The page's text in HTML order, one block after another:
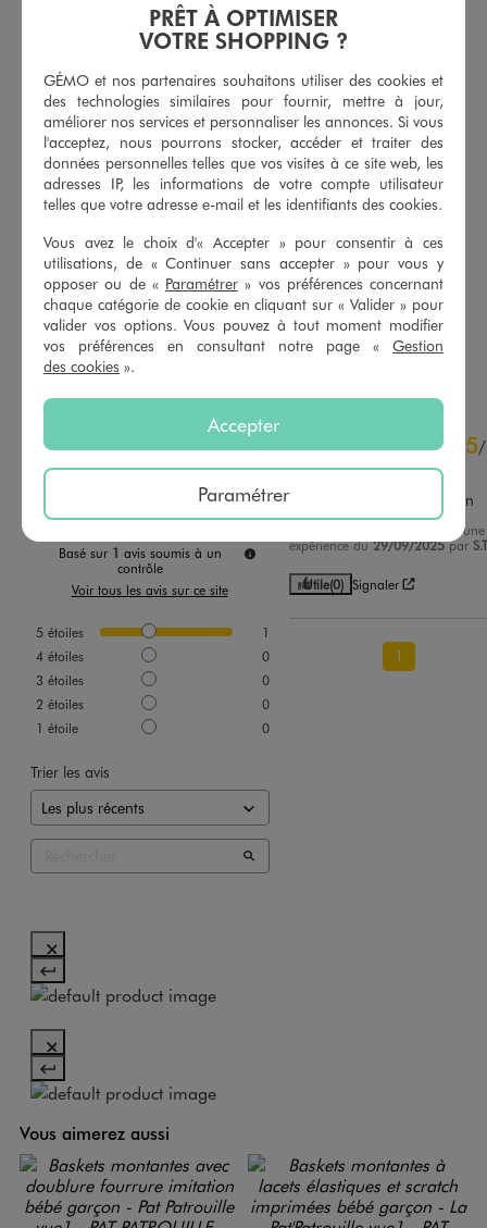
Pull en maille tricolore bébé garçon
14,99 €
5/5 de moyenne
(4 avis)
AJOUTER AU PANIER
Sweat zippé à capuche bébé garçon
9,99 €
5/5 de moyenne
(23 avis)
AJOUTER AU PANIER
5/5
Basé sur 1 avis soumis à un
contrôle
Voir tous les avis sur ce site
5 étoiles
1
4 étoiles
0
3 étoiles
0
2 étoiles
0
1 étoile 0
Trier les avis
5/
Avis vérifié et récompensé
Correspond à la description
, suite à une
expérience du29/09/2025 par
Utile(0) Signaler
1
Vous aimerez aussi
PRÊT À OPTIMISER
VOTRE SHOPPING ?
GÉMO et nos partenaires souhaitons utiliser des cookies et
des technologies similaires pour fournir, mettre à jour,
améliorer nos services et personnaliser les annonces. Si vous
l'acceptez, nous pourrons stocker, accéder et traiter des
données personnelles telles que vos visites à ce site web, les
adresses IP, les informations de votre compte utilisateur
telles que votre adresse e-mail et les identifiants des cookies.
Vous avez le choix d'« Accepter » pour consentir à ces
utilisations, de « Continuer sans accepter » pour vous y
opposer ou de « Paramétrer » vos préférences concernant
chaque catégorie de cookie en cliquant sur « Valider » pour
valider vos options. Vous pouvez à tout moment modifier
vos préférences en consultant notre page « Gestion
des cookies ».
Accepter
Paramétrer